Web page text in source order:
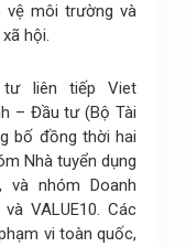
vệ môi trường và
hội.
liên tiếp Viet
– Đầu tư (Bộ Tài
bố đồng thời hai
Nhà tuyển dụng
và nhóm Doanh
VALUE10. Các
vi toàn quốc,